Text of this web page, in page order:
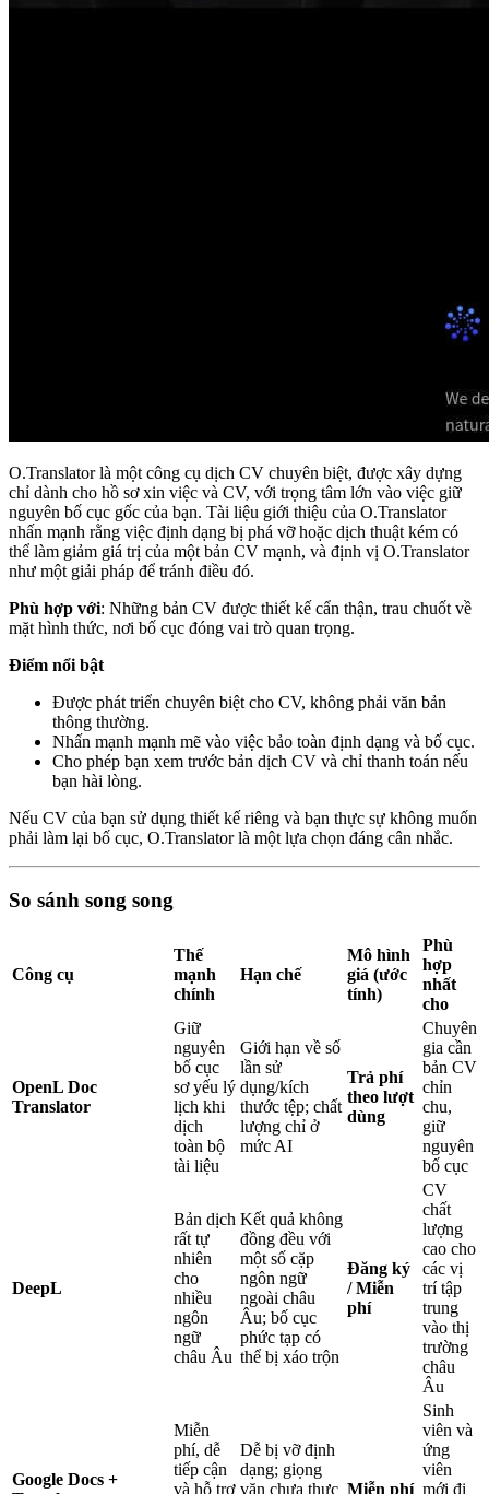
O.Translator là một công cụ dịch CV chuyên biệt, được xây dựng
chỉ dành cho hồ sơ xin việc và CV, với trọng tâm lớn vào việc giữ
nguyên bố cục gốc của bạn. Tài liệu giới thiệu của O.Translator
nhấn mạnh rằng việc định dạng bị phá vỡ hoặc dịch thuật kém có
thể làm giảm giá trị của một bản CV mạnh, và định vị O.Translator
như một giải pháp để tránh điều đó.
Phù hợp với: Những bản CV được thiết kế cẩn thận, trau chuốt về
mặt hình thức, nơi bố cục đóng vai trò quan trọng.
Điểm nổi bật
Được phát triển chuyên biệt cho CV, không phải văn bản
thông thường.
Nhấn mạnh mạnh mẽ vào việc bảo toàn định dạng và bố cục.
Cho phép bạn xem trước bản dịch CV và chỉ thanh toán nếu
bạn hài lòng.
Nếu CV của bạn sử dụng thiết kế riêng và bạn thực sự không muốn
phải làm lại bố cục, O.Translator là một lựa chọn đáng cân nhắc.
So sánh song song
Công cụ
Thế
mạnh
chính
Hạn chế
Mô hình
giá (ước
tính)
Phù
hợp
nhất
cho
OpenL Doc
Translator
Giữ
nguyên
bố cục
sơ yếu lý
lịch khi
dịch
toàn bộ
tài liệu
Giới hạn về số
lần sử
dụng/kích
thước tệp; chất
lượng chỉ ở
mức AI
Trả phí
theo lượt
dùng
Chuyên
gia cần
bản CV
chỉn
chu,
giữ
nguyên
bố cục
DeepL
Bản dịch
rất tự
nhiên
cho
nhiều
ngôn
ngữ
châu Âu
Kết quả không
đồng đều với
một số cặp
ngôn ngữ
ngoài châu
Âu; bố cục
phức tạp có
thể bị xáo trộn
Đăng ký
/ Miễn
phí
CV
chất
lượng
cao cho
các vị
trí tập
trung
vào thị
trường
châu
Âu
Google Docs +
Miễn
phí, dễ
tiếp cận
và hỗ trợ
Dễ bị vỡ định
dạng; giọng
văn chưa thực Miễn phí
Sinh
viên và
ứng
viên
mới đi